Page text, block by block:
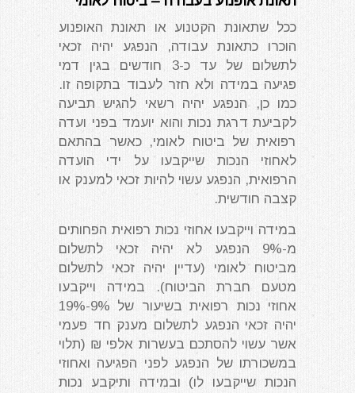
ככל שתאונת הקטנוע או תאונת האופנוע
הוכרו כתאונת עבודה, הנפגע יהיה זכאי
לתשלום של עד כ-3 חודשים בגין דמי
פגיעה במידה ולא חזר לעבוד בתקופה זו.
כמו כן, הנפגע יהיה רשאי להגיש תביעה
לקביעת דרגת נכות והוא יועמד בפני ועדה
רפואית של ביטוח לאומי, כאשר בהתאם
לאחוזי הנכות שייקבעו על ידי הועדה
הרפואית, הנפגע עשוי להיות זכאי למענק או
קצבה חודשית.
במידה וייקבעו אחוזי נכות רפואית הפחותים
מ-9% הנפגע לא יהיה זכאי לתשלום
מביטוח לאומי (עדיין יהיה זכאי לתשלום
מטעם חברת הביטוח). במידה וייקבעו
אחוזי נכות רפואית בשיעור של 9%-19%
יהיה זכאי הנפגע לתשלום מענק חד פעמי
אשר עשוי להסתכם בעשרות אלפי ₪ (תלוי
במשכורתו של הנפגע לפני הפגיעה ואחוזי
הנכות שייקבעו לו) ובמידה ותיקבע נכות